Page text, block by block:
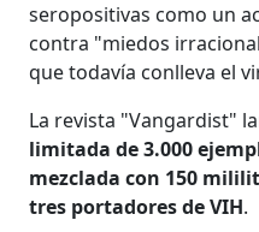
seropositivas como un
contra "miedos
que todavía conlleva el
La revista "Vangardist"
limitada de 3.000
mezclada con 150
tres portadores de VIH.